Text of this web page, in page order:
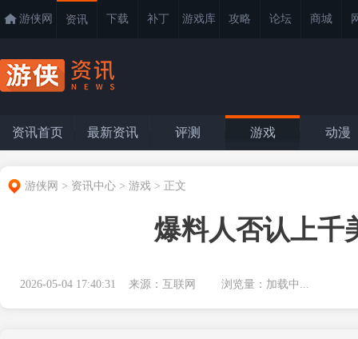
游侠网 资讯 下载 补丁 游戏库 攻略 论坛 商城
资讯首页 最新资讯 评测 游戏 动漫
游侠网 > 资讯中心 > 游戏 > 正文
爆料人否认上千
2026-05-04 17:40:31 来源：互联网 浏览量： 加载中...